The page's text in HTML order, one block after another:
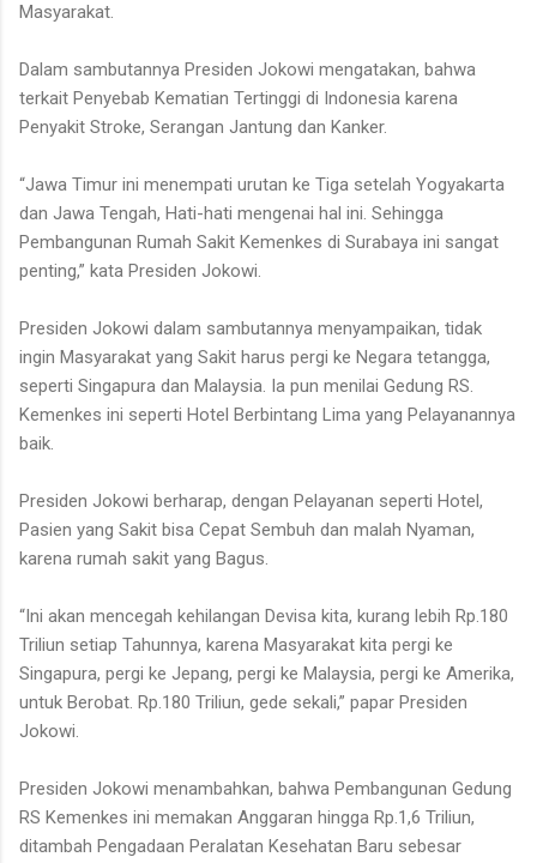
Masyarakat.
Dalam sambutannya Presiden Jokowi mengatakan, bahwa
terkait Penyebab Kematian Tertinggi di Indonesia karena
Penyakit Stroke, Serangan Jantung dan Kanker.
“Jawa Timur ini menempati urutan ke Tiga setelah Yogyakarta
dan Jawa Tengah, Hati-hati mengenai hal ini. Sehingga
Pembangunan Rumah Sakit Kemenkes di Surabaya ini sangat
penting,” kata Presiden Jokowi.
Presiden Jokowi dalam sambutannya menyampaikan, tidak
ingin Masyarakat yang Sakit harus pergi ke Negara tetangga,
seperti Singapura dan Malaysia. Ia pun menilai Gedung RS.
Kemenkes ini seperti Hotel Berbintang Lima yang Pelayanannya
baik.
Presiden Jokowi berharap, dengan Pelayanan seperti Hotel,
Pasien yang Sakit bisa Cepat Sembuh dan malah Nyaman,
karena rumah sakit yang Bagus.
“Ini akan mencegah kehilangan Devisa kita, kurang lebih Rp.180
Triliun setiap Tahunnya, karena Masyarakat kita pergi ke
Singapura, pergi ke Jepang, pergi ke Malaysia, pergi ke Amerika,
untuk Berobat. Rp.180 Triliun, gede sekali,” papar Presiden
Jokowi.
Presiden Jokowi menambahkan, bahwa Pembangunan Gedung
RS Kemenkes ini memakan Anggaran hingga Rp.1,6 Triliun,
ditambah Pengadaan Peralatan Kesehatan Baru sebesar